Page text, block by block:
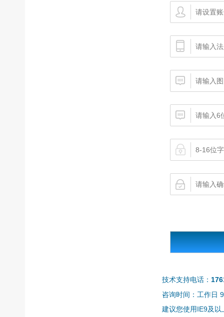
技术支持电话：
咨询时间：工作日
建议您使用IE9及